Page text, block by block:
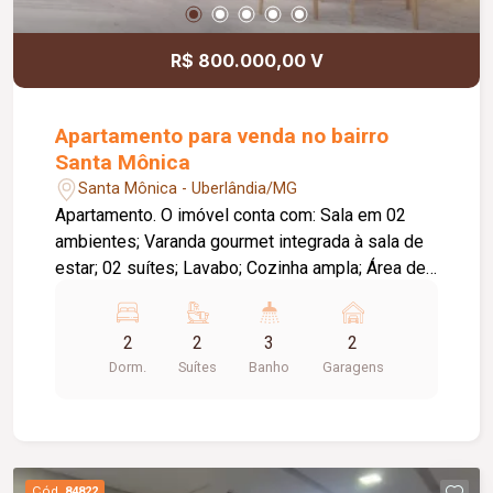
R$ 800.000,00 V
Apartamento para venda no bairro
Santa Mônica
Santa Mônica - Uberlândia/MG
Apartamento. O imóvel conta com: Sala em 02
ambientes; Varanda gourmet integrada à sala de
estar; 02 suítes; Lavabo; Cozinha ampla; Área de
Diferenciais: Upgrades inclusos na venda;
Tomadas preparadas para instalação de ar-
condicionado em todos os cômodos; Varanda
squash; Quadra poliesportiva; Salão de festas;
2
Dorm.
2
Suítes
3
Banho
2
Garagens